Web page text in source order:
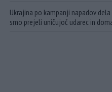
Ukrajina po kampanji napadov
smo prejeli uničujoč udarec in